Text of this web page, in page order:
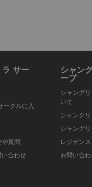
ラ サー
ークルに入
や質問
合わせ
シャン
ープ
シャング
いて
シャング
シャング
レジデンス
お問い合わ